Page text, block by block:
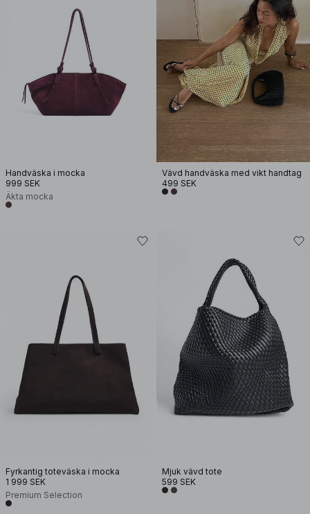
Handväska i mocka
999 SEK
Äkta mocka
Vävd handväska med vikt handtag
499 SEK
Fyrkantig toteväska i mocka
1 999 SEK
Premium Selection
Mjuk vävd tote
599 SEK